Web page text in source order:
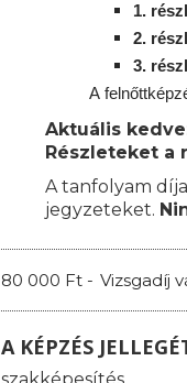
1.
2.
3.
A
Aktuális
Részleteket a
A tanfolyam
jegyzeteket.
80 000 Ft - Vizsgadíj
A KÉPZÉS